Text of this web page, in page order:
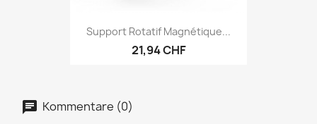
Support Rotatif Magnétique...
21,94 CHF
Kommentare (0)